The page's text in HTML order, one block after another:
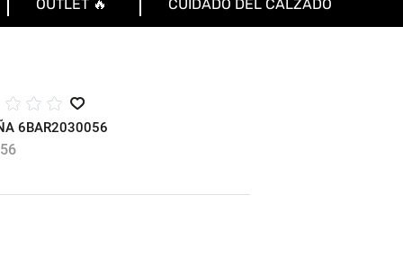
OUTLET 🔥 CUIDADO DEL CALZADO
☆ ☆ ☆
6BAR2030056